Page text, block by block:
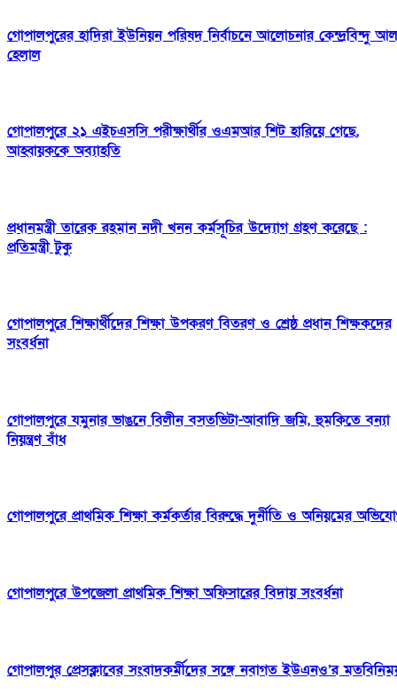
গোপালপুরের হাদিরা ইউনিয়ন পরিষদ নির্বাচনে আলোচনার কেন্দ্রবিন্দু আল
হেলাল
গোপালপুরে ২১ এইচএসসি পরীক্ষার্থীর ওএমআর শিট হারিয়ে গেছে,
আহ্বায়ককে অব্যাহতি
প্রধানমন্ত্রী তারেক রহমান নদী খনন কর্মসূচির উদ্যোগ গ্রহণ করেছে :
প্রতিমন্ত্রী টুকু
গোপালপুরে শিক্ষার্থীদের শিক্ষা উপকরণ বিতরণ ও শ্রেষ্ঠ প্রধান শিক্ষকদের
সংবর্ধনা
গোপালপুরে যমুনার ভাঙনে বিলীন বসতভিটা-আবাদি জমি, হুমকিতে বন্যা
নিয়ন্ত্রণ বাঁধ
গোপালপুরে প্রাথমিক শিক্ষা কর্মকর্তার বিরুদ্ধে দুর্নীতি ও অনিয়মের
গোপালপুরে উপজেলা প্রাথমিক শিক্ষা অফিসারের বিদায় সংবর্ধনা
গোপালপুর প্রেসক্লাবের সংবাদকর্মীদের সঙ্গে নবাগত ইউএনও’র